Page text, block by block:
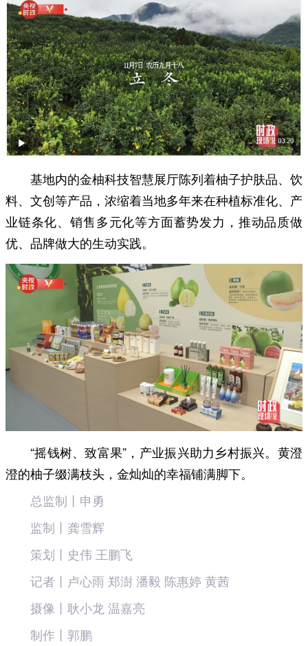
基地内的金柚科技智慧展厅陈列着柚子护肤品、饮
料、文创等产品，浓缩着当地多年来在种植标准化、产
业链条化、销售多元化等方面蓄势发力，推动品质做
优、品牌做大的生动实践。
“摇钱树、致富果”，产业振兴助力乡村振兴。黄澄
澄的柚子缀满枝头，金灿灿的幸福铺满脚下。
总监制丨申勇
监制丨龚雪辉
策划丨史伟 王鹏飞
记者丨卢心雨 郑澍 潘毅 陈惠婷 黄茜
摄像丨耿小龙 温嘉亮
制作丨郭鹏